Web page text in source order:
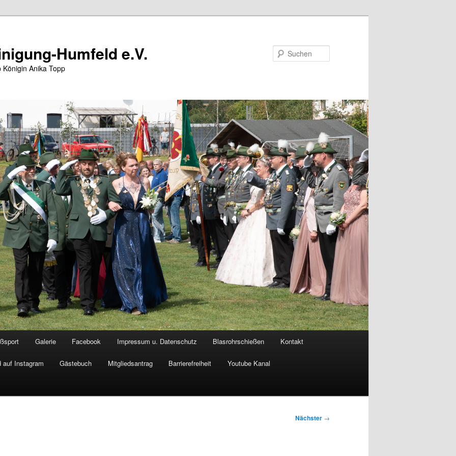
Humfeld e.V.
Anika Topp
Galerie Facebook Impressum u. Datenschutz Blasrohrschießen Kontakt
auf Instagram Gästebuch Mitgliedsantrag Barrierefreiheit Youtube Kanal
Nächster →